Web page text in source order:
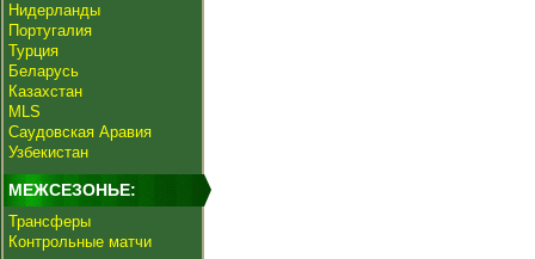
Нидерланды
Португалия
Турция
Беларусь
Казахстан
MLS
Саудовская Аравия
Узбекистан
МЕЖСЕЗОНЬЕ:
Трансферы
Контрольные матчи